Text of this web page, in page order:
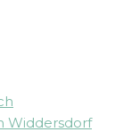
Widdersdorf